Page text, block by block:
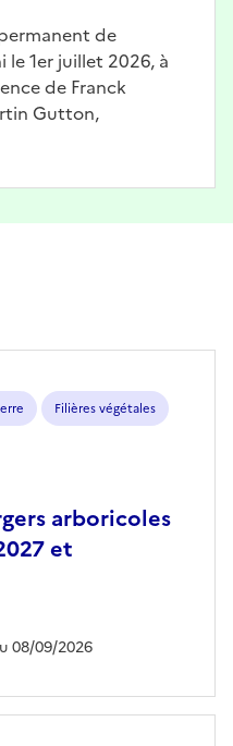
de
le 1er juillet 2026, à
de Franck
Gutton,
Filières végétales
arboricoles
et
08/09/2026